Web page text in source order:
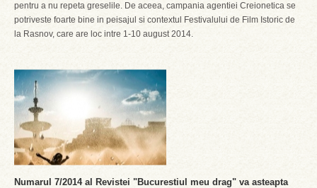
pentru a nu repeta greselile. De aceea, campania agentiei Creionetica se
potriveste foarte bine in peisajul si contextul Festivalului de Film Istoric de
la Rasnov, care are loc intre 1-10 august 2014.
Numarul 7/2014 al Revistei "Bucurestiul meu drag" va asteapta